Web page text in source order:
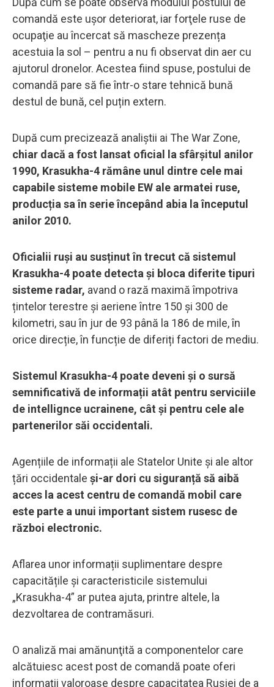
comandă este uşor deteriorat, iar forţele ruse de
ocupaţie au încercat să mascheze prezența
acestuia la sol – pentru a nu fi observat din aer cu
ajutorul dronelor. Acestea fiind spuse, postului de
comandă pare să fie într-o stare tehnică bună
destul de bună, cel puțin extern.
După cum precizează analiştii ai The War Zone,
chiar dacă a fost lansat oficial la sfârșitul anilor
1990, Krasukha-4 rămâne unul dintre cele mai
capabile sisteme mobile EW ale armatei ruse,
producția sa în serie începând abia la începutul
anilor 2010.
Oficialii ruși au susținut în trecut că sistemul
Krasukha-4 poate detecta și bloca diferite tipuri
sisteme radar, avand o rază maximă împotriva
țintelor terestre și aeriene între 150 și 300 de
kilometri, sau în jur de 93 până la 186 de mile, în
orice direcție, în funcție de diferiți factori de mediu.
Sistemul Krasukha-4 poate deveni și o sursă
semnificativă de informații atât pentru serviciile
de intellignce ucrainene, cât și pentru cele ale
partenerilor săi occidentali.
Agențiile de informații ale Statelor Unite și ale altor
țări occidentale și-ar dori cu siguranță să aibă
acces la acest centru de comandă mobil care
este parte a unui important sistem rusesc de
război electronic.
Aflarea unor informații suplimentare despre
capacitățile și caracteristicile sistemului
„Krasukha-4” ar putea ajuta, printre altele, la
dezvoltarea de contramăsuri.
O analiză mai amănunţită a componentelor care
alcătuiesc acest post de comandă poate oferi
informaţii valoroase despre capacitatea Rusiei de a